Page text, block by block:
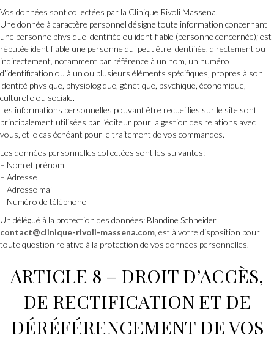
Vos données sont collectées par la Clinique Rivoli Massena.
Une donnée à caractère personnel désigne toute information concernant
une personne physique identifiée ou identifiable (personne concernée); est
réputée identifiable une personne qui peut être identifiée, directement ou
indirectement, notamment par référence à un nom, un numéro
d’identification ou à un ou plusieurs éléments spécifiques, propres à son
identité physique, physiologique, génétique, psychique, économique,
culturelle ou sociale.
Les informations personnelles pouvant être recueillies sur le site sont
principalement utilisées par l’éditeur pour la gestion des relations avec
vous, et le cas échéant pour le traitement de vos commandes.
Les données personnelles collectées sont les suivantes:
– Nom et prénom
– Adresse
– Adresse mail
– Numéro de téléphone
Un délégué à la protection des données: Blandine Schneider,
contact@clinique-rivoli-massena.com, est à votre disposition pour
toute question relative à la protection de vos données personnelles.
ARTICLE 8 – DROIT D’ACCÈS,
DE RECTIFICATION ET DE
DÉRÉFÉRENCEMENT DE VOS